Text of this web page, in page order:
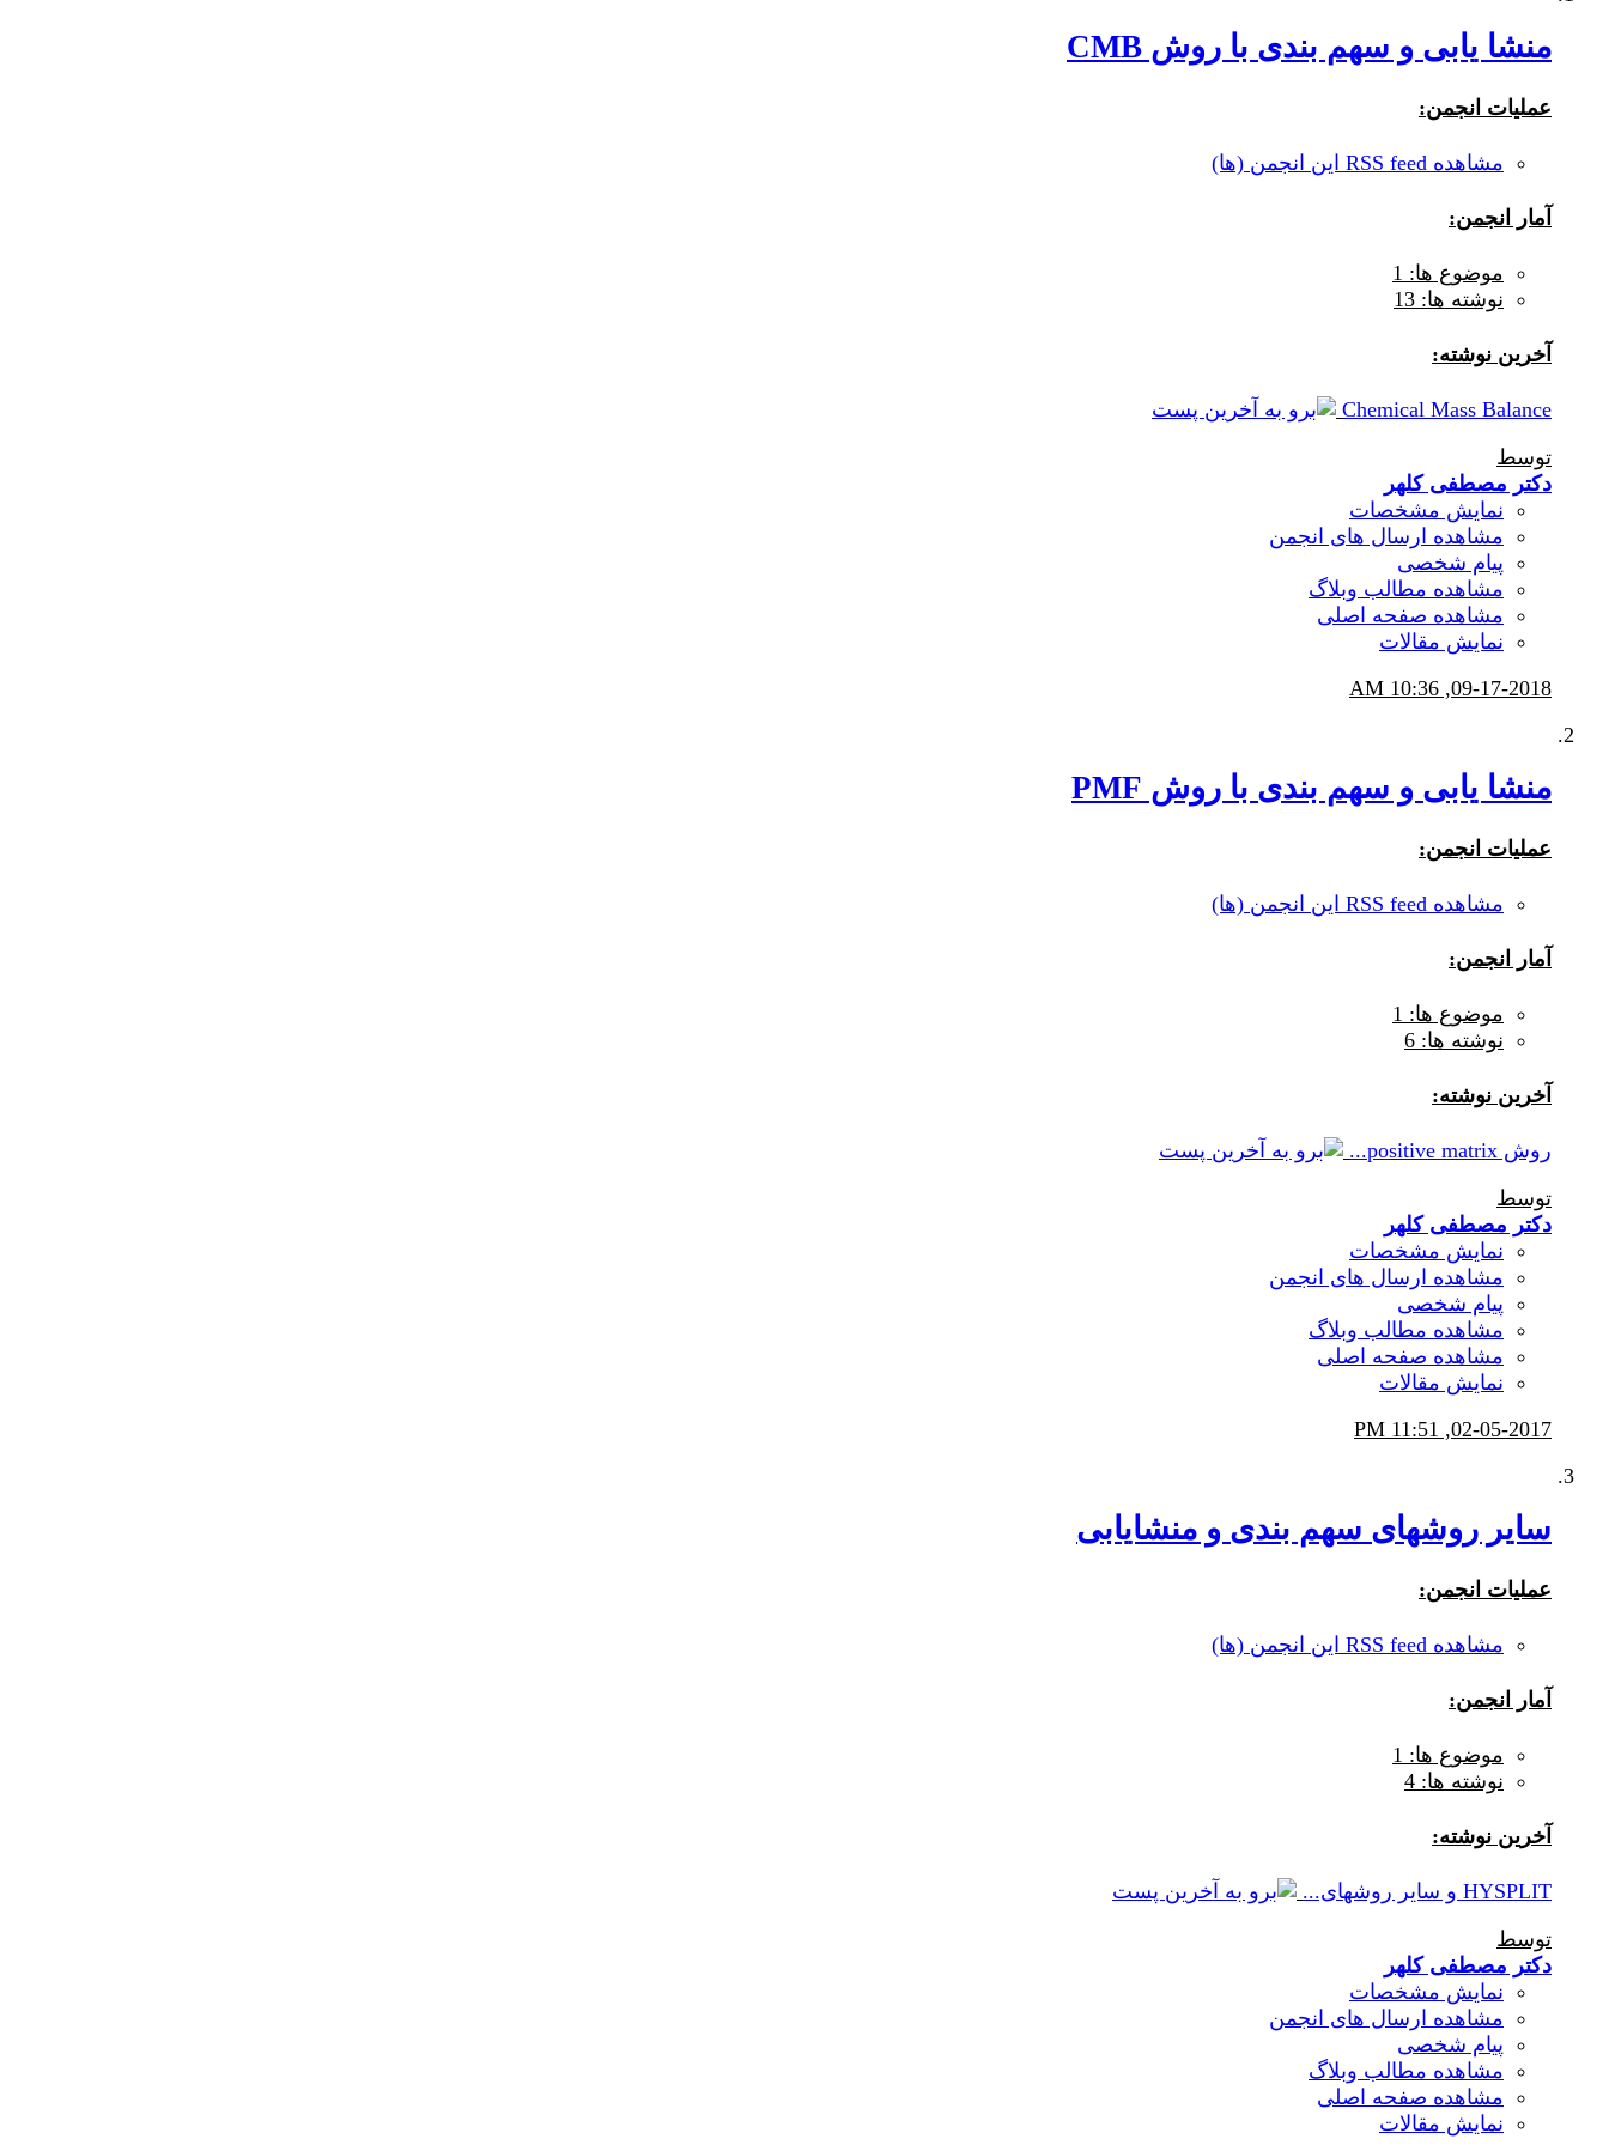
منشا یابی و سهم بندی با روش CMB
عملیات انجمن:
مشاهده RSS feed این انجمن (ها)
آمار انجمن:
موضوع ها: 1
نوشته ها: 13
آخرين نوشته:
Chemical Mass Balance
توسط
دکتر مصطفی کلهر
نمایش مشخصات
مشاهده ارسال های انجمن
پیام شخصی
مشاهده مطالب وبلاگ
مشاهده صفحه اصلی
نمایش مقالات
09-17-2018,
10:36 AM
منشا یابی و سهم بندی با روش PMF
عملیات انجمن:
مشاهده RSS feed این انجمن (ها)
آمار انجمن:
موضوع ها: 1
نوشته ها: 6
آخرين نوشته:
روش positive matrix...
توسط
دکتر مصطفی کلهر
نمایش مشخصات
مشاهده ارسال های انجمن
پیام شخصی
مشاهده مطالب وبلاگ
مشاهده صفحه اصلی
نمایش مقالات
02-05-2017,
11:51 PM
سایر روشهای سهم بندی و منشایابی
عملیات انجمن:
مشاهده RSS feed این انجمن (ها)
آمار انجمن:
موضوع ها: 1
نوشته ها: 4
آخرين نوشته:
HYSPLIT و سایر روشهای...
توسط
دکتر مصطفی کلهر
نمایش مشخصات
مشاهده ارسال های انجمن
پیام شخصی
مشاهده مطالب وبلاگ
مشاهده صفحه اصلی
نمایش مقالات